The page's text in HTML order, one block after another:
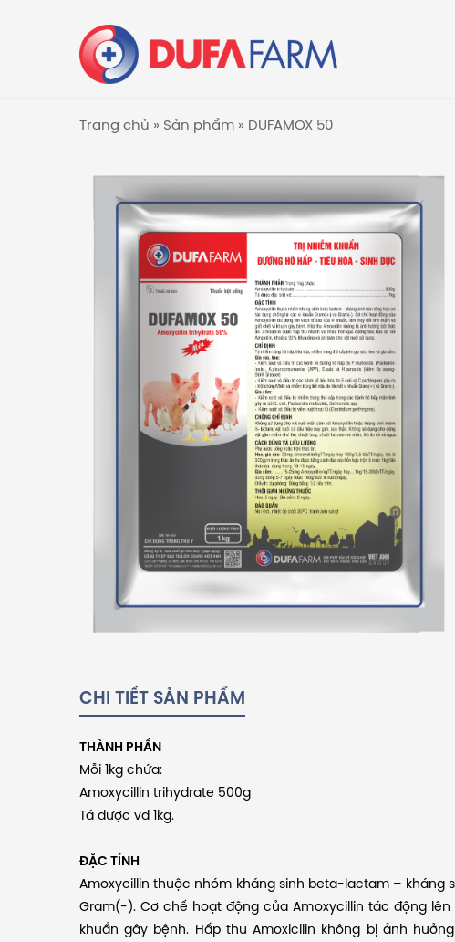
Trang chủ » Sản phẩm » DUFAMOX 50
CHI TIẾT SẢN PHẨM
THÀNH PHẦN
Mỗi 1kg chứa:
Amoxycillin trihydrate 500g
Tá dược vđ 1kg.
ĐẶC TÍNH
Amoxycillin thuộc nhóm kháng sinh beta-lactam –
Gram(-). Cơ chế hoạt động của Amoxycillin tác động
khuẩn gây bệnh. Hấp thu Amoxicilin không bị ảnh